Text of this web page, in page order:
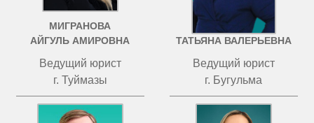
МИГРАНОВА
АЙГУЛЬ АМИРОВНА
Ведущий юрист
г. Туймазы
ЧИСТОВА
ТАТЬЯНА ВАЛЕРЬЕВНА
Ведущий юрист
г. Бугульма